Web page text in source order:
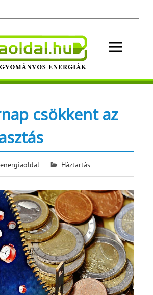
energiák.
csökkent az
energiaoldal Háztartás